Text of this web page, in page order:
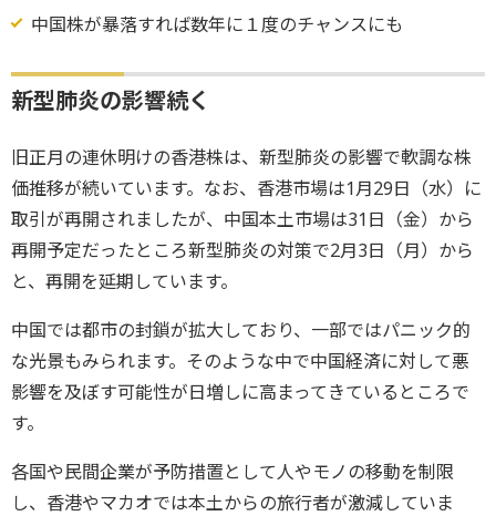
中国株が暴落すれば数年に１度のチャンスにも
新型肺炎の影響続く
旧正月の連休明けの香港株は、新型肺炎の影響で軟調な株
価推移が続いています。なお、香港市場は1月29日（水）に
取引が再開されましたが、中国本土市場は31日（金）から
再開予定だったところ新型肺炎の対策で2月3日（月）から
と、再開を延期しています。
中国では都市の封鎖が拡大しており、一部ではパニック的
な光景もみられます。そのような中で中国経済に対して悪
影響を及ぼす可能性が日増しに高まってきているところで
す。
各国や民間企業が予防措置として人やモノの移動を制限
し、香港やマカオでは本土からの旅行者が激減していま